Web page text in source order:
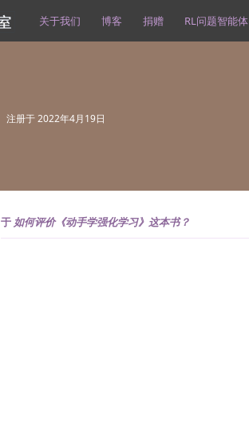
关于我们 博客 捐赠 RL问题智能体
注册于2022年4月19日
于 如何评价《动手学强化学习》这本书？